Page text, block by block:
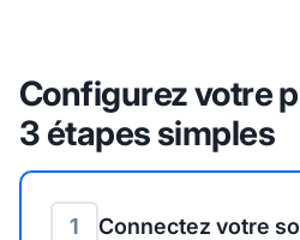
Configurez votre
3 étapes simples
1 Connectez votre